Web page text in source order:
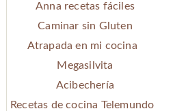
Anna recetas fáciles
Caminar sin Gluten
Atrapada en mi cocina
Megasilvita
Acibechería
Recetas de cocina Telemundo